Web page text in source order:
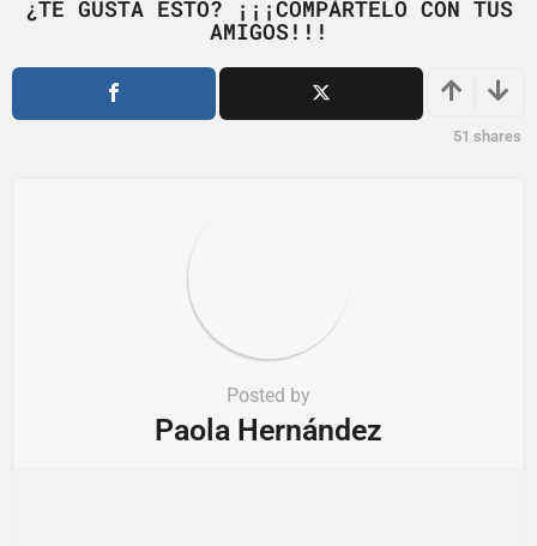
o
¿TE GUSTA ESTO? ¡¡¡COMPÁRTELO CON TUS
AMIGOS!!!
51 shares
Posted by
Paola Hernández